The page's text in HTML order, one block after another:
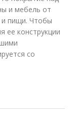
и мебель от
и пищи. Чтобы
ее конструкции
со